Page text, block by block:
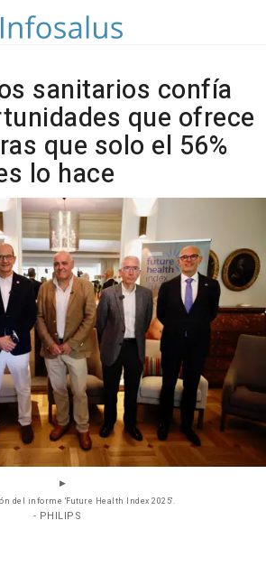
sanitarios confía
que ofrece
que solo el 56%
lo hace
del informe 'Future Health Index 2025'.
- PHILIPS